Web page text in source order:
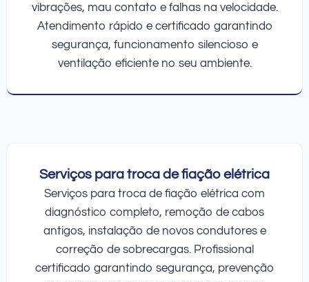
vibrações, mau contato e falhas na velocidade.
Atendimento rápido e certificado garantindo
segurança, funcionamento silencioso e
ventilação eficiente no seu ambiente.
Serviços para troca de fiação elétrica
Serviços para troca de fiação elétrica com
diagnóstico completo, remoção de cabos
antigos, instalação de novos condutores e
correção de sobrecargas. Profissional
certificado garantindo segurança, prevenção